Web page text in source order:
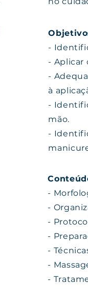
-
- Aplicar
-
à
-
mão.
-
-
-
-
-
-
-
-